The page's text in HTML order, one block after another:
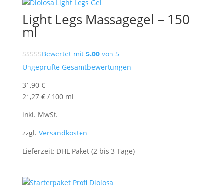
Light Legs Massagegel – 150
ml
Bewertet mit 5.00von 5
Ungeprüfte Gesamtbewertungen
31,90 €
21,27 €/ 100 ml
inkl. MwSt.
zzgl. Versandkosten
Lieferzeit: DHL Paket (2 bis 3 Tage)